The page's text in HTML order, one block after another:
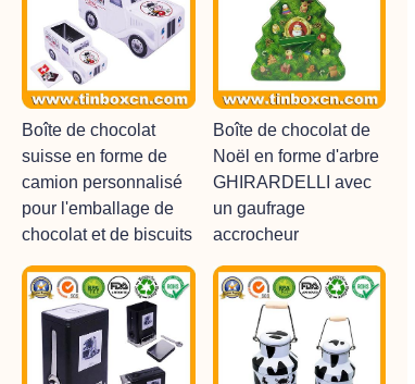
Boîte de chocolat
suisse en forme de
camion personnalisé
pour l'emballage de
chocolat et de biscuits
Boîte de chocolat de
Noël en forme d'arbre
GHIRARDELLI avec
un gaufrage
accrocheur